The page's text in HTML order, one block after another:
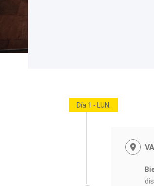
Día 1 - LUN.